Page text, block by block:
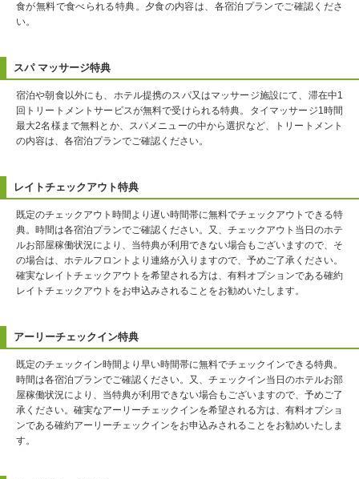
食が無料で食べられる特典。夕食の内容は、各宿泊プランでご確認くださ
い。
スパ マッサージ特典
宿泊や朝食以外にも、ホテル提携のスパ又はマッサージ施設にて、滞在中1
回トリートメントサービスが無料で受けられる特典。タイマッサージ1時間
最大2名様まで無料とか、スパメニューの中から選択など、トリートメント
の内容は、各宿泊プランでご確認ください。
レイトチェックアウト特典
既定のチェックアウト時間より遅い時間帯に無料でチェックアウトできる特
典。時間は各宿泊プランでご確認ください。又、チェックアウト当日のホテ
ルお部屋稼働状況により、当特典が利用できない場合もございますので、そ
の場合は、ホテルフロントより連絡が入りますので、予めご了承ください。
確実なレイトチェックアウトを希望される方は、有料オプションである確約
レイトチェックアウトをお申込みされることをお勧めいたします。
アーリーチェックイン特典
既定のチェックイン時間より早い時間帯に無料でチェックインできる特典。
時間は各宿泊プランでご確認ください。又、チェックイン当日のホテルお部
屋稼働状況により、当特典が利用できない場合もございますので、予めご了
承ください。確実なアーリーチェックインを希望される方は、有料オプショ
ンである確約アーリーチェックインをお申込みされることをお勧めいたしま
す。